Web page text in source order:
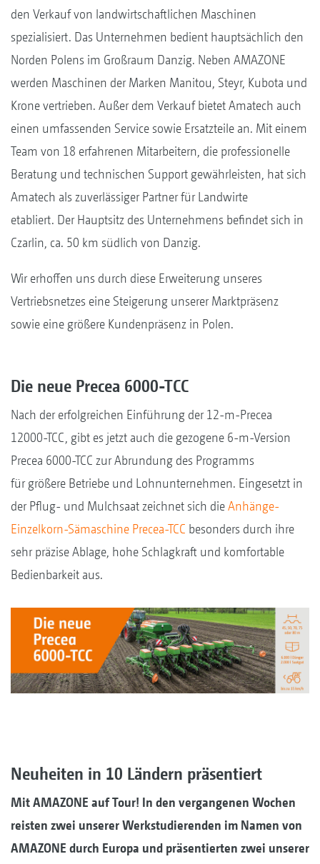
den Verkauf von landwirtschaftlichen Maschinen
spezialisiert. Das Unternehmen bedient hauptsächlich den
Norden Polens im Großraum Danzig. Neben AMAZONE
werden Maschinen der Marken Manitou, Steyr, Kubota und
Krone vertrieben. Außer dem Verkauf bietet Amatech auch
einen umfassenden Service sowie Ersatzteile an. Mit einem
Team von 18 erfahrenen Mitarbeitern, die professionelle
Beratung und technischen Support gewährleisten, hat sich
Amatech als zuverlässiger Partner für Landwirte
etabliert. Der Hauptsitz des Unternehmens befindet sich in
Czarlin, ca. 50 km südlich von Danzig.
Wir erhoffen uns durch diese Erweiterung unseres
Vertriebsnetzes eine Steigerung unserer Marktpräsenz
sowie eine größere Kundenpräsenz in Polen.
Die neue Precea 6000-TCC
Nach der erfolgreichen Einführung der 12-m-Precea
12000-TCC, gibt es jetzt auch die gezogene 6-m-Version
Precea 6000-TCC zur Abrundung des Programms
für größere Betriebe und Lohnunternehmen. Eingesetzt in
der Pflug- und Mulchsaat zeichnet sich dieAnhänge-
Einzelkorn-Sämaschine Precea-TCC besonders durch ihre
sehr präzise Ablage, hohe Schlagkraft und komfortable
Bedienbarkeit aus.
Neuheiten in 10 Ländern präsentiert
Mit AMAZONE auf Tour! In den vergangenen Wochen
reisten zwei unserer Werkstudierenden im Namen von
AMAZONE durch Europa und präsentierten zwei unserer